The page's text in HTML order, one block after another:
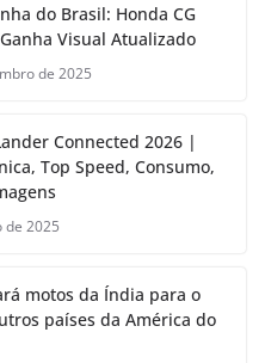
do Brasil: Honda CG
Visual Atualizado
de 2025
Connected 2026 |
Top Speed, Consumo,
de 2025
motos da Índia para o
países da América do